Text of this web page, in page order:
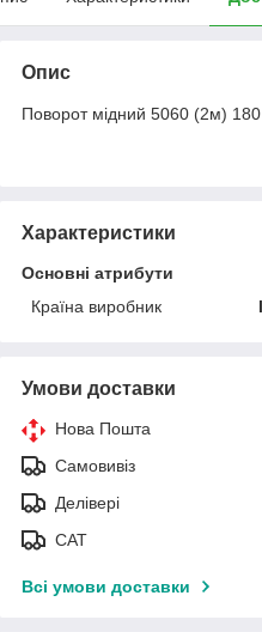
Опис
Поворот мідний 5060 (2м)
Характеристики
Основні атрибути
Країна виробник
Умови доставки
Нова Пошта
Самовивіз
Делівері
САТ
Всі умови доставки